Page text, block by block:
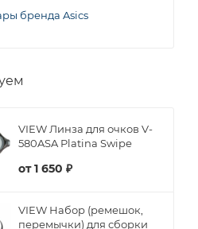
бренда Asics
VIEW Линза для очков V-
580ASA Platina Swipe
от1 650 ₽
VIEW Набор (ремешок,
перемычки) для сборки